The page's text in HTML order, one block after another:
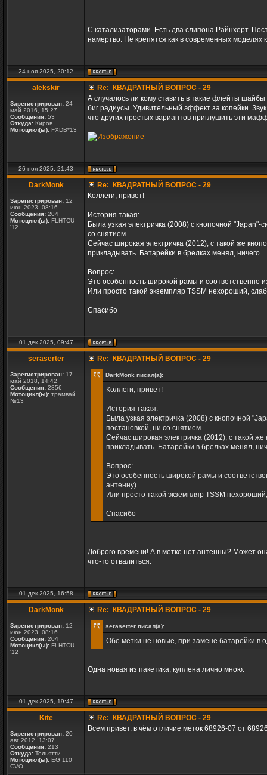
С катализаторами. Есть два слипона Райнхерт.
намертво. Не крепятся как в современных моделях
24 ноя 2025, 20:12
alekskir
Зарегистрирован: 24
май 2016, 15:27
Сообщения: 53
Откуда: Киров
Мотоцикл(ы): FXDB*13
Re: КВАДРАТНЫЙ ВОПРОС - 29
А случалось ли кому ставить в такие флейты
биг радиусы. Удивительный эффект за копейки.
что других простых вариантов приглушить эти
26 ноя 2025, 21:43
DarkMonk
Зарегистрирован: 12
июн 2023, 08:16
Сообщения: 204
Мотоцикл(ы): FLHTCU
'12
Re: КВАДРАТНЫЙ ВОПРОС - 29
Коллеги, привет!
История такая:
Была узкая электричка (2008) с кнопочной
со снятием
Сейчас широкая электричка (2012), с такой же
прикладывать. Батарейки в брелках менял, ничего.
Вопрос:
Это особенность широкой рамы и соответственно
Или просто такой экземпляр TSSM нехороший,
Спасибо
01 дек 2025, 09:47
seraserter
Зарегистрирован: 17
май 2018, 14:42
Сообщения: 2856
Мотоцикл(ы): трамвай
№13
Re: КВАДРАТНЫЙ ВОПРОС - 29
DarkMonk писал(а):
Коллеги, привет!
История такая:
Была узкая электричка (2008) с кнопочной
постановкой, ни со снятием
Сейчас широкая электричка (2012), с такой
прикладывать. Батарейки в брелках менял,
Вопрос:
Это особенность широкой рамы и
антенну)
Или просто такой экземпляр TSSM
Спасибо
Доброго времени! А в метке нет антенны? Может
что-то отвалиться.
01 дек 2025, 16:58
DarkMonk
Зарегистрирован: 12
июн 2023, 08:16
Сообщения: 204
Мотоцикл(ы): FLHTCU
'12
Re: КВАДРАТНЫЙ ВОПРОС - 29
seraserter писал(а):
Обе метки не новые, при замене батарейки в
Одна новая из пакетика, куплена лично мною.
01 дек 2025, 19:47
Kite
Зарегистрирован: 20
авг 2012, 13:07
Сообщения: 213
Откуда: Тольятти
Мотоцикл(ы): EG 110
CVO
Re: КВАДРАТНЫЙ ВОПРОС - 29
Всем привет. в чём отличие меток 68926-07 от